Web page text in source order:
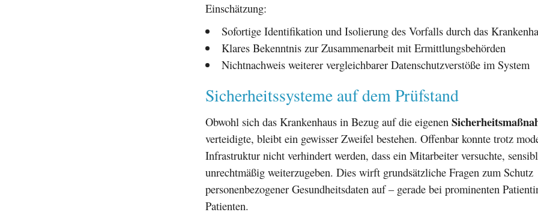
Einschätzung:
Sofortige Identifikation und Isolierung des Vorfalls durch das
Klares Bekenntnis zur Zusammenarbeit mit Ermittlungsbehörden
Nichtnachweis weiterer vergleichbarer Datenschutzverstöße im System
Sicherheitssysteme auf dem Prüfstand
Obwohl sich das Krankenhaus in Bezug auf die eigenen
verteidigte, bleibt ein gewisser Zweifel bestehen. Offenbar konnte trotz
Infrastruktur nicht verhindert werden, dass ein Mitarbeiter versuchte,
unrechtmäßig weiterzugeben. Dies wirft grundsätzliche Fragen zum Schutz
personenbezogener Gesundheitsdaten auf – gerade bei prominenten
Patienten.